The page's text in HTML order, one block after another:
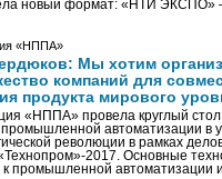
новый формат: «НТИ ЭКСПО»
«НППА»
Мы хотим
компаний для
продукта мирового
«НППА» провела круглый
автоматизации в
революции в рамках
2017. Основные
промышленной автоматизации